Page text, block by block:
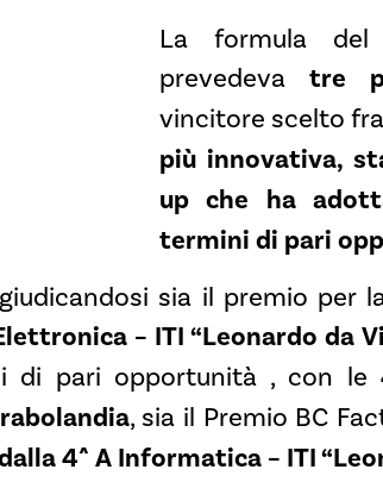
La formula del
prevedeva tre
vincitore scelto
più innovativa,
up che ha
termini di pari
sia il premio per
– ITI “Leonardo da
di pari opportunità , con le
, sia il Premio BC
4^ A Informatica – ITI